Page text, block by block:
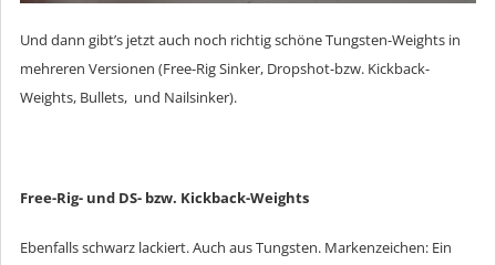
Und dann gibt’s jetzt auch noch richtig schöne Tungsten-Weights in
mehreren Versionen (Free-Rig Sinker, Dropshot-bzw. Kickback-
Weights, Bullets, und Nailsinker).
Free-Rig- und DS- bzw. Kickback-Weights
Ebenfalls schwarz lackiert. Auch aus Tungsten. Markenzeichen: Ein